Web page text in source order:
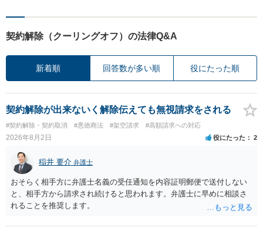
契約解除（クーリングオフ）の法律Q&A
新着順 回答数が多い順 役にたった順
契約解除が出来ないく解除伝えても無視請求をされる
#契約解除・契約取消 #悪徳商法 #架空請求 #高額請求への対応
2026年8月2日 役にたった 2
稲井 要介 弁護士
おそらく相手方に弁護士名義の受任通知を内容証明郵便で送付しない
と、相手方から請求され続けると思われます。弁護士に早めに相談さ
れることを推奨します。